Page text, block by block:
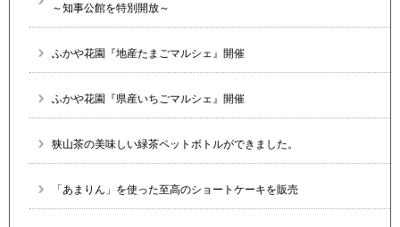
～知事公館を特別開放～
ふかや花園『地産たまごマルシェ』開催
ふかや花園『県産いちごマルシェ』開催
狭山茶の美味しい緑茶ペットボトルができました。
「あまりん」を使った至高のショートケーキを販売